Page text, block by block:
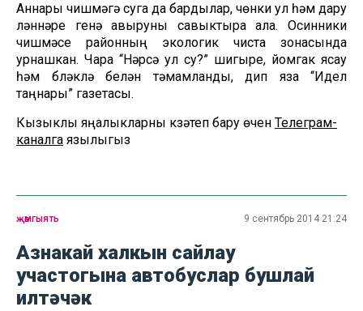
Аннары чишмәгә суга да бардылар, чөнки ул һәм дару
үләннәре генә авыруны савыктыра ала. Осинники
чишмәсе районның экологик чиста зонасында
урнашкан. Чара “Нәрсә ул су?” шигыре, йомгак ясау
һәм бүләкләү белән тәмамланды, дип яза “Идел
таңнары” газетасы.
Кызыклы яңалыкларны күзәтеп бару өчен Телеграм-
каналга язылыгыз
җәмгыять 9 сентябрь 2014 21:24
Азнакай халкын сайлау
участогына автобуслар бушлай
илтәчәк